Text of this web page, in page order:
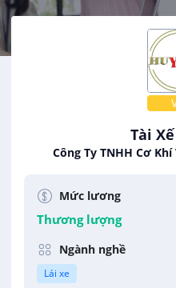
Tài
Công Ty TNHH Cơ
Mức lương
Thương lượng
Ngành nghề
Lái xe